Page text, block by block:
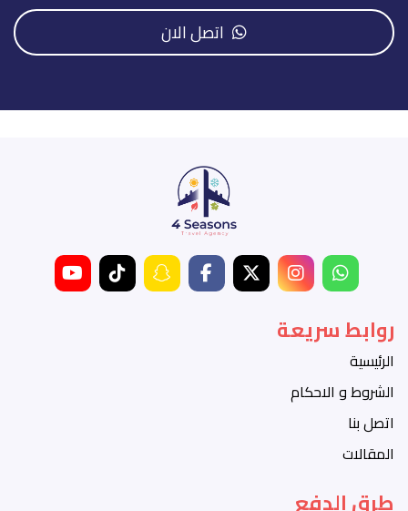
اتصل الان
روابط سريعة
الرئيسية
الشروط و الاحكام
اتصل بنا
المقالات
طرق الدفع